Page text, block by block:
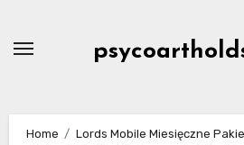
Home
Lords Mobile Miesięczne